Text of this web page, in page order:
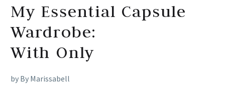
My Essential Capsule
Wardrobe:
With Only
by By Marissabell